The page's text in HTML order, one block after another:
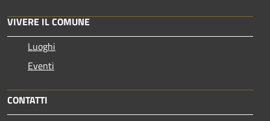
VIVERE IL COMUNE
Luoghi
Eventi
CONTATTI